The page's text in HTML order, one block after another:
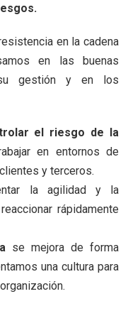
en la cadena
en las buenas
gestión y en los
el riesgo de la
en entornos de
y terceros.
la agilidad y la
rápidamente
se mejora de forma
una cultura para